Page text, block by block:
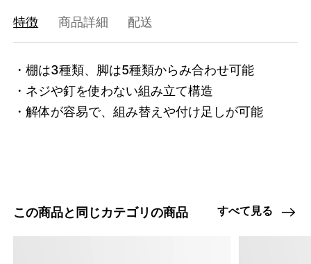
47408873898216 オーク/ステンレススチール NEW
特徴 商品詳細 配送
・棚は3種類、脚は5種類からみ合わせ可能
・ネジや釘を使わない組み立て構造
・解体が容易で、組み替えや付け足しが可能
この商品と同じカテゴリの商品 すべて見る